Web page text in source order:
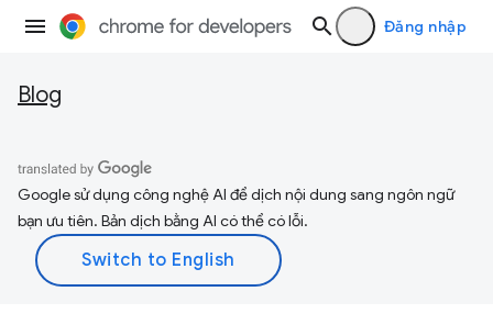
Đăng nhập
Blog
Google sử dụng công nghệ AI để dịch nội dung sang ngôn ngữ
bạn ưu tiên. Bản dịch bằng AI có thể có lỗi.